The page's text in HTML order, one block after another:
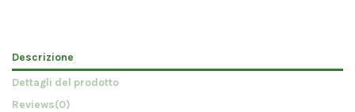
Descrizione
Dettagli del prodotto
Reviews(0)